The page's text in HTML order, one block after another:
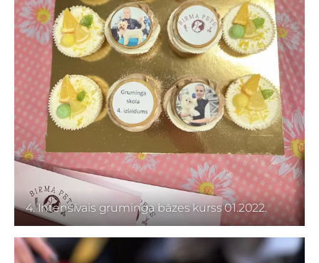
4. Intensīvais gruminga bāzes kurss 01.2022.